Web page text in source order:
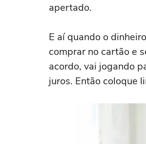
apertado.
E aí quando o
comprar no cartão e
acordo, vai jogando
juros. Então coloque